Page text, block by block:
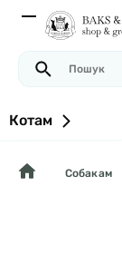
Котам
Собакам